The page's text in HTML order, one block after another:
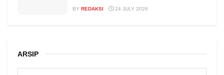
BY REDAKSI 24 JULY 2026
ARSIP